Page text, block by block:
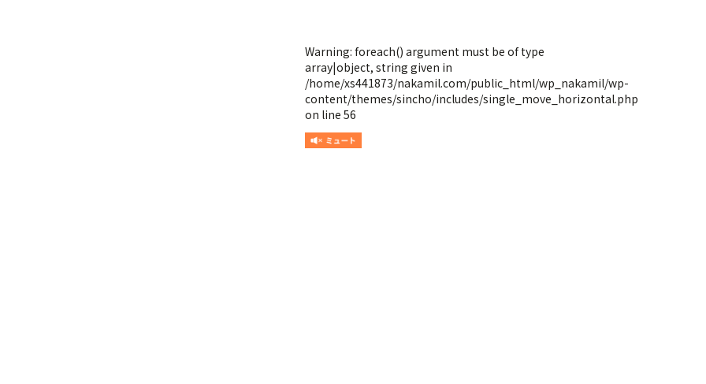
Warning: foreach() argument must be of type
array|object, string given in
/home/xs441873/nakamil.com/public_html/wp_nakamil/wp-
content/themes/sincho/includes/single_move_horizontal.php
on line 56